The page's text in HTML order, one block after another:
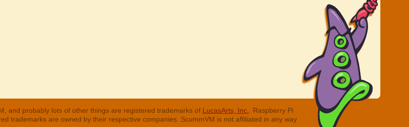
and probably lots of other things are registered trademarks of LucasArts, Inc.
. Raspberry Pi
trademarks are owned by their respective companies. ScummVM is not affiliated in any way